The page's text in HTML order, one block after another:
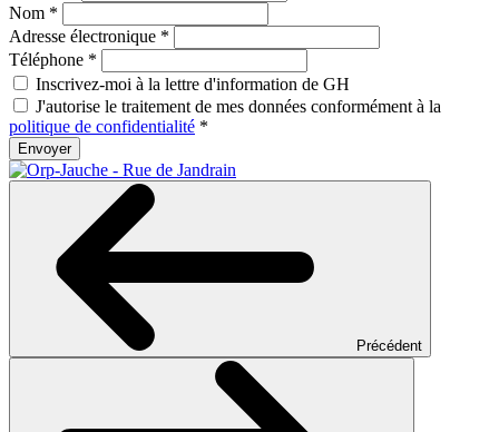
Nom *
Adresse électronique *
Téléphone *
Inscrivez-moi à la lettre d'information de GH
J'autorise le traitement de mes données conformément à la
politique de confidentialité *
Envoyer
Précédent